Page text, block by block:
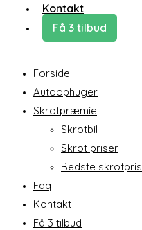
Kontakt
Få 3 tilbud
Forside
Autoophuger
Skrotpræmie
Skrotbil
Skrot priser
Bedste skrotpris
Faq
Kontakt
Få 3 tilbud